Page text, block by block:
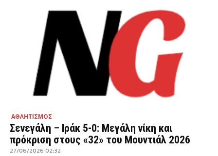
ΑΘΛΗΤΙΣΜΟΣ
Σενεγάλη – Ιράκ 5-0: Μεγάλη νίκη και
πρόκριση στους «32» του Μουντιάλ 2026
27/06/2026 02:32